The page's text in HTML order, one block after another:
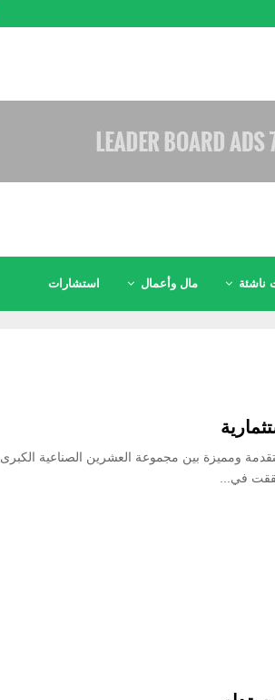
ناشئة مال وأعمال استشارات
ومميزة بين مجموعة العشرين الصناعية الكبرى